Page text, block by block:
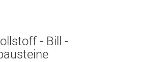
- Bill -